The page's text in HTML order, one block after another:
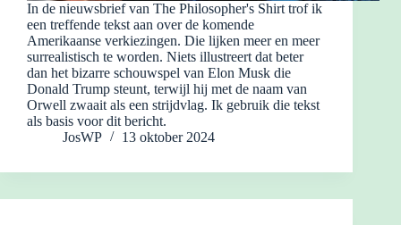
In de nieuwsbrief van The Philosopher's Shirt trof ik
een treffende tekst aan over de komende
Amerikaanse verkiezingen. Die lijken meer en meer
surrealistisch te worden. Niets illustreert dat beter
dan het bizarre schouwspel van Elon Musk die
Donald Trump steunt, terwijl hij met de naam van
Orwell zwaait als een strijdvlag. Ik gebruik die tekst
als basis voor dit bericht.
JosWP
13 oktober 2024